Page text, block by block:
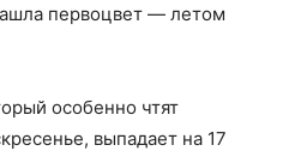
первоцвет — летом
особенно чтят
выпадает на 17